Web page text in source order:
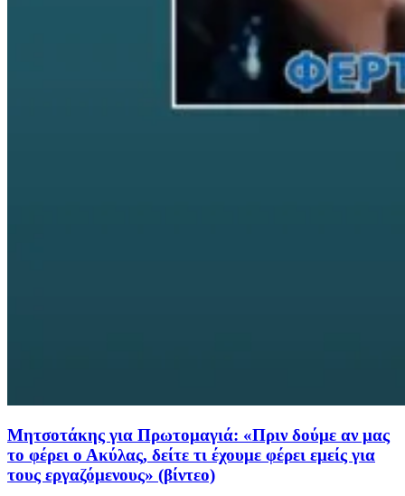
Μητσοτάκης για Πρωτομαγιά: «Πριν δούμε αν μας
το φέρει ο Ακύλας, δείτε τι έχουμε φέρει εμείς για
τους εργαζόμενους» (βίντεο)